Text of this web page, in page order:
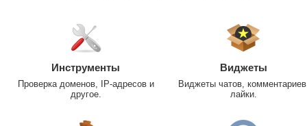
Инструменты
Проверка доменов, IP-адресов и
другое.
Виджеты
Виджеты чатов,
лайки.